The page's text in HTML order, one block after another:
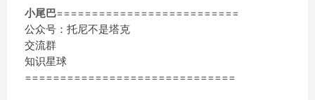
小尾巴==========================
公众号：托尼不是塔克
交流群
知识星球
==============================